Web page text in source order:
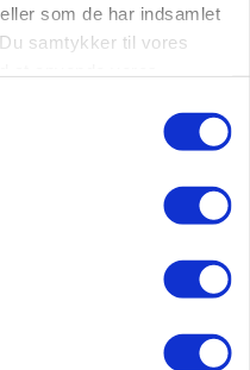
som de har indsamlet
samtykker til vores